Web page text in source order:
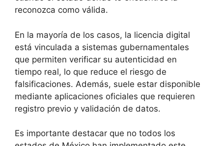
reconozca como válida.
En la mayoría de los casos, la licencia digital
está vinculada a sistemas gubernamentales
que permiten verificar su autenticidad en
tiempo real, lo que reduce el riesgo de
falsificaciones. Además, suele estar disponible
mediante aplicaciones oficiales que requieren
registro previo y validación de datos.
Es importante destacar que no todos los